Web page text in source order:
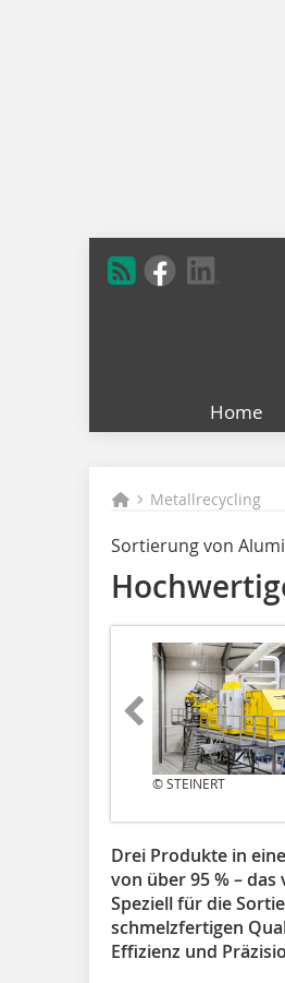
Home
Metallrecycling
Sortierung von
© STEINERT
Drei Produkte in
von über 95 % – das
Speziell für die
schmelzfertigen
Effizienz und